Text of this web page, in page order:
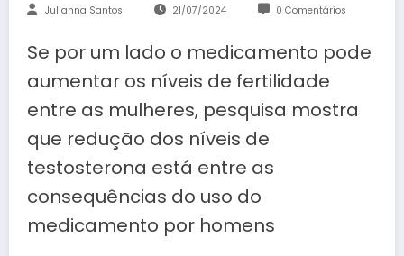
Julianna Santos 21/07/2024 0 Comentários
Se por um lado o medicamento pode
aumentar os níveis de fertilidade
entre as mulheres, pesquisa mostra
que redução dos níveis de
testosterona está entre as
consequências do uso do
medicamento por homens